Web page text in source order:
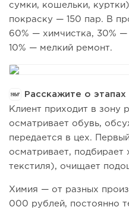
сумки, кошельки,
покраску — 150 пар. В
60% — химчистка, 30% —
10% — мелкий ремонт.
Расскажите о
Клиент приходит в зону
осматривает обувь,
передается в цех.
осматривает,
текстиля), очищает
Химия — от разных
000 рублей, постоянно